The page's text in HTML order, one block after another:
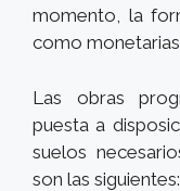
momento, la
como
Las obras
puesta a
suelos
son las siguientes: